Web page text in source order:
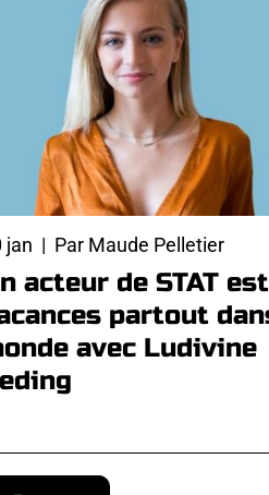
jan | Par Maude Pelletier
acteur de STAT
partout
avec Ludivine